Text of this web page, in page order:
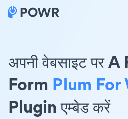
अपनी वेबसाइट पर
Form Plum
Plugin एम्बेड करें